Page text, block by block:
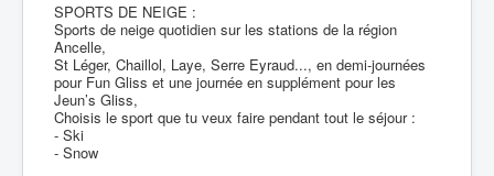
SPORTS DE NEIGE :
Sports de neige quotidien sur les stations de la région
Ancelle,
St Léger, Chaillol, Laye, Serre Eyraud..., en demi-journées
pour Fun Gliss et une journée en supplément pour les
Jeun’s Gliss,
Choisis le sport que tu veux faire pendant tout le séjour :
- Ski
- Snow